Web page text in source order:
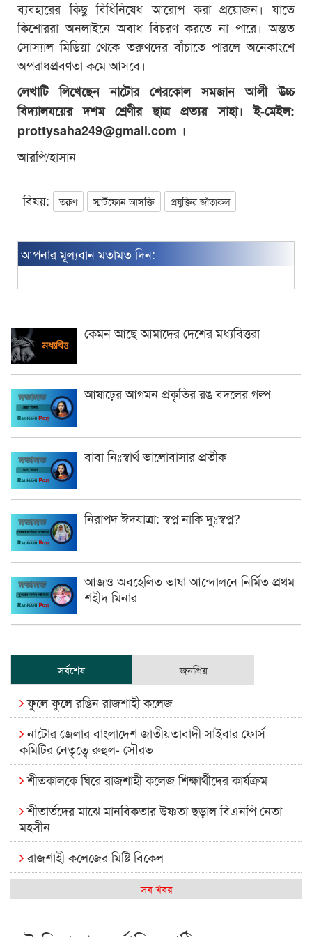
ব্যবহারের কিছু বিধিনিষেধ আরোপ করা প্রয়োজন। যাতে
কিশোররা অনলাইনে অবাধ বিচরণ করতে না পারে। অন্তত
সোস্যাল মিডিয়া থেকে তরুণদের বাঁচাতে পারলে অনেকাংশে
অপরাধপ্রবণতা কমে আসবে।
লেখাটি লিখেছেন নাটোর শেরকোল সমজান আলী উচ্চ
বিদ্যালযয়ের দশম শ্রেণীর ছাত্র প্রত্যয় সাহা। ই-মেইল:
prottysaha249@gmail.com ।
আরপি/হাসান
বিষয়: তরুণ স্মার্টফোন আসক্তি প্রযুক্তির জাঁতাকল
আপনার মূল্যবান মতামত দিন:
কেমন আছে আমাদের দেশের মধ্যবিত্তরা
আষাঢ়ের আগমন প্রকৃতির রঙ বদলের গল্প
বাবা নিঃস্বার্থ ভালোবাসার প্রতীক
নিরাপদ ঈদযাত্রা: স্বপ্ন নাকি দুঃস্বপ্ন?
আজও অবহেলিত ভাষা আন্দোলনে নির্মিত প্রথম
শহীদ মিনার
সর্বশেষ জনপ্রিয়
ফুলে ফুলে রঙিন রাজশাহী কলেজ
নাটোর জেলার বাংলাদেশ জাতীয়তাবাদী সাইবার ফোর্স
কমিটির নেতৃত্বে রুহুল- সৌরভ
শীতকালকে ঘিরে রাজশাহী কলেজ শিক্ষার্থীদের কার্যক্রম
শীতার্তদের মাঝে মানবিকতার উষ্ণতা ছড়াল বিএনপি নেতা
মহসীন
রাজশাহী কলেজের মিষ্টি বিকেল
কেমন আছে আমাদের দেশের মধ্যবিত্তরা
সব খবর